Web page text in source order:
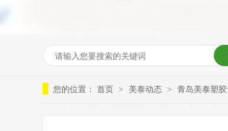
您的位置： 首页 > 美泰动态 > 青岛美泰塑